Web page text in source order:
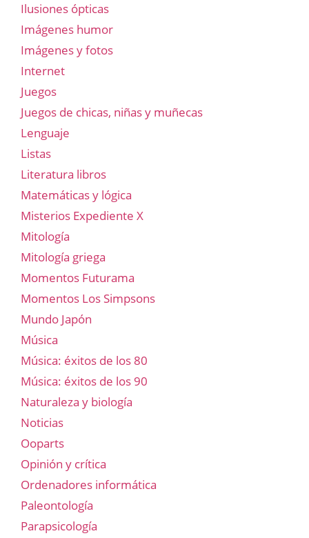
Ilusiones ópticas
Imágenes humor
Imágenes y fotos
Internet
Juegos
Juegos de chicas, niñas y muñecas
Lenguaje
Listas
Literatura libros
Matemáticas y lógica
Misterios Expediente X
Mitología
Mitología griega
Momentos Futurama
Momentos Los Simpsons
Mundo Japón
Música
Música: éxitos de los 80
Música: éxitos de los 90
Naturaleza y biología
Noticias
Ooparts
Opinión y crítica
Ordenadores informática
Paleontología
Parapsicología